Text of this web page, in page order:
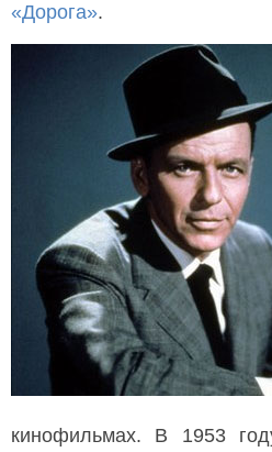
«Дорога».
кинофильмах. В 1953